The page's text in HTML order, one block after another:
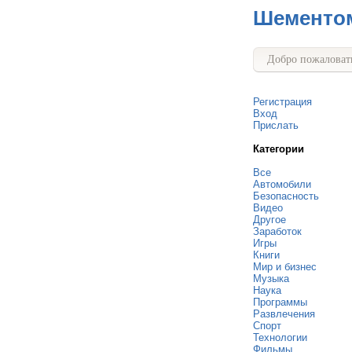
Добро
Регистрация
Вход
Прислать
Категории
Все
Автомобили
Безопасность
Видео
Другое
Заработок
Игры
Книги
Мир и бизнес
Музыка
Наука
Программы
Развлечения
Спорт
Технологии
Фильмы